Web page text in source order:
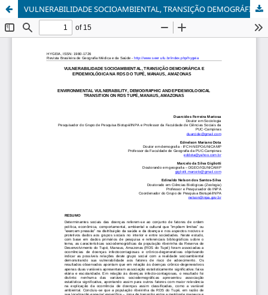
VULNERABILIDADE SOCIOAMBIENTAL, TRANSIÇÃO DEMOGRÁFICA E EPIDEMIOLÓGICA NA RDS DO TUPÉ, MANAUS, AMAZONAS